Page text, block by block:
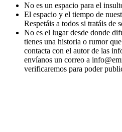
No es un espacio para el
El espacio y el tiempo de
Respetáis a todos si tratáis de
No es el lugar desde donde
tienes una historia o rumor
contacta con el autor de las
envíanos un correo a
verificaremos para poder